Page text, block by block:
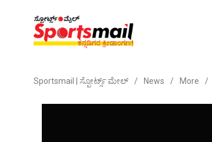
Sportsmail | ಸ್ಪೋರ್ಟ್ಸ್ ಮೇಲ್ / News / More /